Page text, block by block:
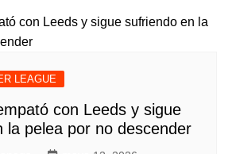
LEAGUE
con Leeds y sigue
la pelea por no descender